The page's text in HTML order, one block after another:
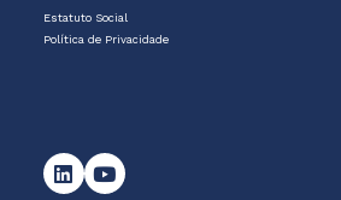
Estatuto Social
Política de Privacidade